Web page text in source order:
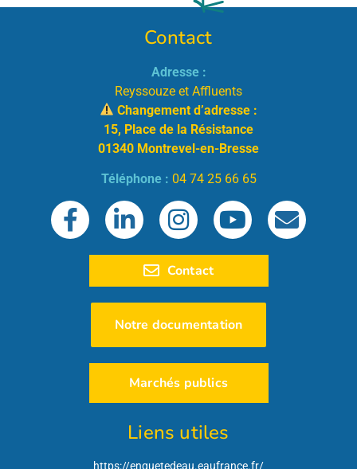
Contact
Adresse :
Reyssouze et Affluents
Changement d’adresse :
15, Place de la Résistance
01340 Montrevel-en-Bresse
Téléphone : 04 74 25 66 65
Contact
Notre documentation
Marchés publics
Liens utiles
https://enquetedeau.eaufrance.fr/